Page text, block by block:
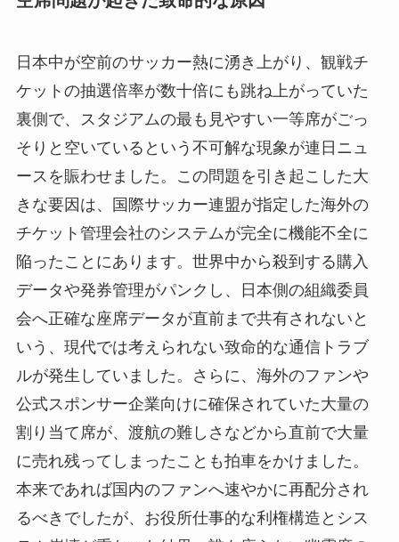
日本中が空前のサッカー熱に湧き上がり、観戦チ
ケットの抽選倍率が数十倍にも跳ね上がっていた
裏側で、スタジアムの最も見やすい一等席がごっ
そりと空いているという不可解な現象が連日ニュ
ースを賑わせました。この問題を引き起こした大
きな要因は、国際サッカー連盟が指定した海外の
チケット管理会社のシステムが完全に機能不全に
陥ったことにあります。世界中から殺到する購入
データや発券管理がパンクし、日本側の組織委員
会へ正確な座席データが直前まで共有されないと
いう、現代では考えられない致命的な通信トラブ
ルが発生していました。さらに、海外のファンや
公式スポンサー企業向けに確保されていた大量の
割り当て席が、渡航の難しさなどから直前で大量
に売れ残ってしまったことも拍車をかけました。
本来であれば国内のファンへ速やかに再配分され
るべきでしたが、お役所仕事的な利権構造とシス